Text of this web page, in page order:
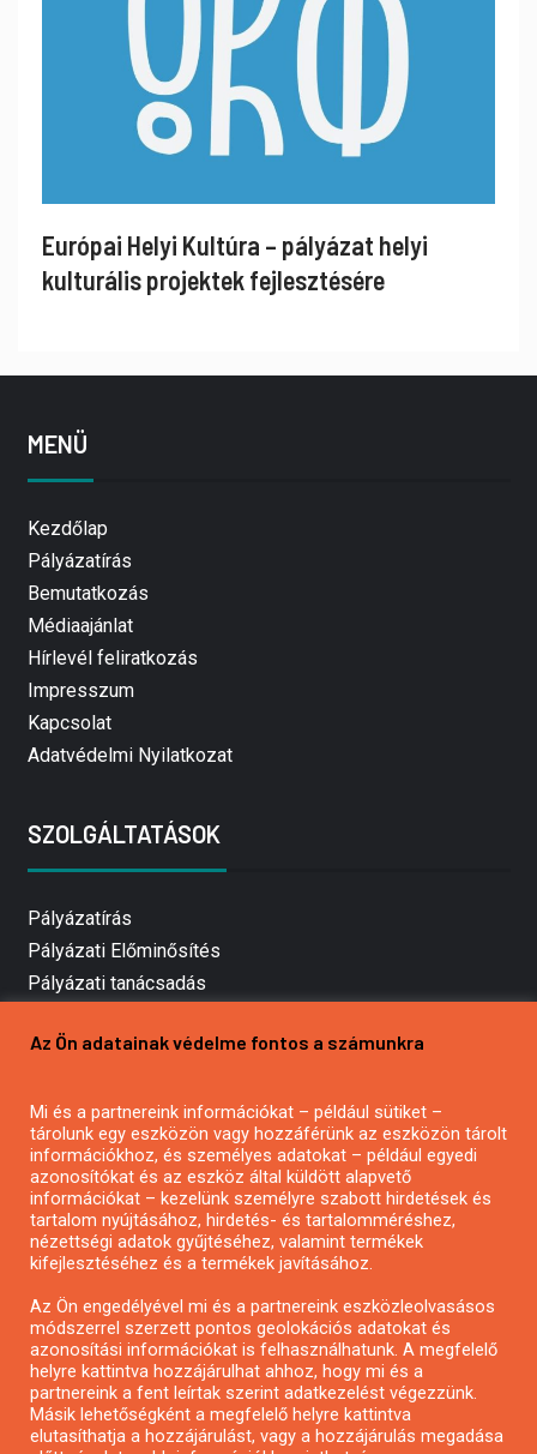
Európai Helyi Kultúra – pályázat helyi
kulturális projektek fejlesztésére
MENÜ
Kezdőlap
Pályázatírás
Bemutatkozás
Médiaajánlat
Hírlevél feliratkozás
Impresszum
Kapcsolat
Adatvédelmi Nyilatkozat
SZOLGÁLTATÁSOK
Pályázatírás
Pályázati Előminősítés
Pályázati tanácsadás
Mezőgazdasági pályázatírás
Pályázatírás civil szervezeteknek
Pályázatírás önkormányzatoknak
Pályázatfigyelés
Specifikus pályázatfigyelés vagy hírlevél
Pályázatok magánszemélyeknek
Pályázatok civil szervezeteknek
Pályázatok vállalkozásoknak
Az Ön adatainak védelme fontos a számunkra
Mi és a partnereink információkat – például sütiket –
tárolunk egy eszközön vagy hozzáférünk az eszközön tárolt
információkhoz, és személyes adatokat – például egyedi
azonosítókat és az eszköz által küldött alapvető
információkat – kezelünk személyre szabott hirdetések és
tartalom nyújtásához, hirdetés- és tartalomméréshez,
nézettségi adatok gyűjtéséhez, valamint termékek
kifejlesztéséhez és a termékek javításához.
Az Ön engedélyével mi és a partnereink eszközleolvasásos
módszerrel szerzett pontos geolokációs adatokat és
azonosítási információkat is felhasználhatunk. A megfelelő
helyre kattintva hozzájárulhat ahhoz, hogy mi és a
partnereink a fent leírtak szerint adatkezelést végezzünk.
Másik lehetőségként a megfelelő helyre kattintva
elutasíthatja a hozzájárulást, vagy a hozzájárulás megadása